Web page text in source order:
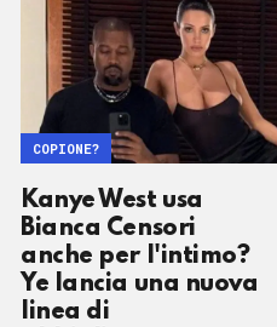
Kanye West usa
Bianca Censori
anche per l'intimo?
Ye lancia una nuova
linea di
COPIONE?